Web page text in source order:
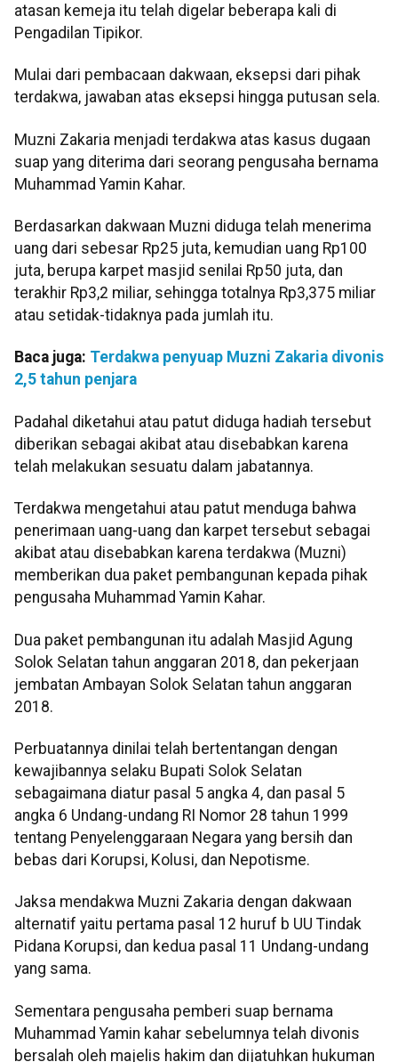
atasan kemeja itu telah digelar beberapa kali di
Pengadilan Tipikor.
Mulai dari pembacaan dakwaan, eksepsi dari pihak
terdakwa, jawaban atas eksepsi hingga putusan sela.
Muzni Zakaria menjadi terdakwa atas kasus dugaan
suap yang diterima dari seorang pengusaha bernama
Muhammad Yamin Kahar.
Berdasarkan dakwaan Muzni diduga telah menerima
uang dari sebesar Rp25 juta, kemudian uang Rp100
juta, berupa karpet masjid senilai Rp50 juta, dan
terakhir Rp3,2 miliar, sehingga totalnya Rp3,375 miliar
atau setidak-tidaknya pada jumlah itu.
Baca juga: Terdakwa penyuap Muzni Zakaria divonis
2,5 tahun penjara
Padahal diketahui atau patut diduga hadiah tersebut
diberikan sebagai akibat atau disebabkan karena
telah melakukan sesuatu dalam jabatannya.
Terdakwa mengetahui atau patut menduga bahwa
penerimaan uang-uang dan karpet tersebut sebagai
akibat atau disebabkan karena terdakwa (Muzni)
memberikan dua paket pembangunan kepada pihak
pengusaha Muhammad Yamin Kahar.
Dua paket pembangunan itu adalah Masjid Agung
Solok Selatan tahun anggaran 2018, dan pekerjaan
jembatan Ambayan Solok Selatan tahun anggaran
2018.
Perbuatannya dinilai telah bertentangan dengan
kewajibannya selaku Bupati Solok Selatan
sebagaimana diatur pasal 5 angka 4, dan pasal 5
angka 6 Undang-undang RI Nomor 28 tahun 1999
tentang Penyelenggaraan Negara yang bersih dan
bebas dari Korupsi, Kolusi, dan Nepotisme.
Jaksa mendakwa Muzni Zakaria dengan dakwaan
alternatif yaitu pertama pasal 12 huruf b UU Tindak
Pidana Korupsi, dan kedua pasal 11 Undang-undang
yang sama.
Sementara pengusaha pemberi suap bernama
Muhammad Yamin kahar sebelumnya telah divonis
bersalah oleh majelis hakim dan dijatuhkan hukuman